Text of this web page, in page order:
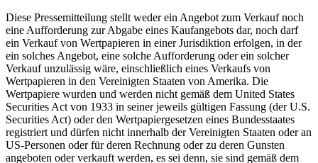
Diese Pressemitteilung stellt weder ein Angebot zum Verkauf noch
eine Aufforderung zur Abgabe eines Kaufangebots dar, noch darf
ein Verkauf von Wertpapieren in einer Jurisdiktion erfolgen, in der
ein solches Angebot, eine solche Aufforderung oder ein solcher
Verkauf unzulässig wäre, einschließlich eines Verkaufs von
Wertpapieren in den Vereinigten Staaten von Amerika. Die
Wertpapiere wurden und werden nicht gemäß dem United States
Securities Act von 1933 in seiner jeweils gültigen Fassung (der U.S.
Securities Act) oder den Wertpapiergesetzen eines Bundesstaates
registriert und dürfen nicht innerhalb der Vereinigten Staaten oder an
US-Personen oder für deren Rechnung oder zu deren Gunsten
angeboten oder verkauft werden, es sei denn, sie sind gemäß dem